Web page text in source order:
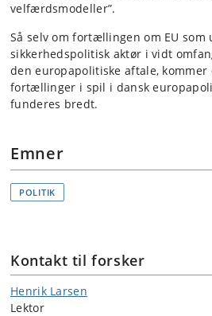
velfærdsmodeller”.
Så selv om fortællingen om EU som
sikkerhedspolitisk aktør i vidt
den europapolitiske aftale, kommer
fortællinger i spil i dansk
funderes bredt.
Emner
POLITIK
Kontakt til forsker
Henrik Larsen
Lektor